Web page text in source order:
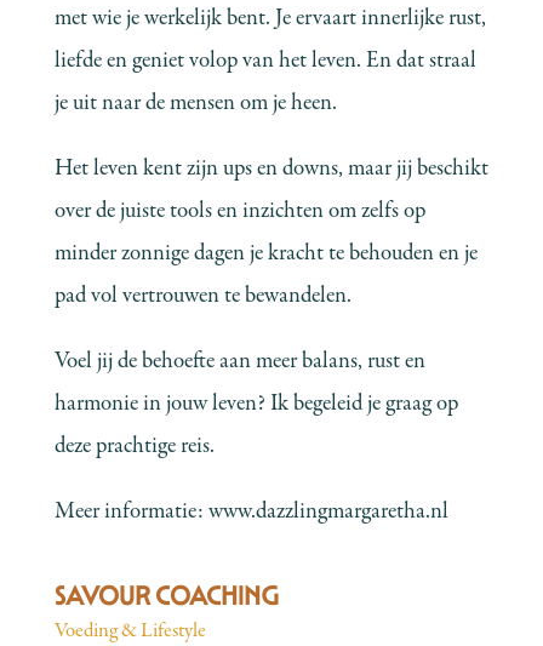
met wie je werkelijk bent. Je ervaart innerlijke rust,
liefde en geniet volop van het leven. En dat straal
je uit naar de mensen om je heen.
Het leven kent zijn ups en downs, maar jij beschikt
over de juiste tools en inzichten om zelfs op
minder zonnige dagen je kracht te behouden en je
pad vol vertrouwen te bewandelen.
Voel jij de behoefte aan meer balans, rust en
harmonie in jouw leven? Ik begeleid je graag op
deze prachtige reis.
Meer informatie:www.dazzlingmargaretha.nl
SAVOUR COACHING
Voeding & Lifestyle